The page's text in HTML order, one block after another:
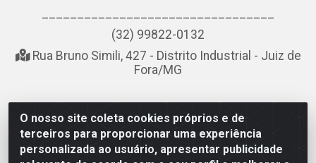
O nosso site coleta cookies próprios e de
terceiros para proporcionar uma experiência
personalizada ao usuário, apresentar publicidade
(32) 99822-0132
Rua Bruno Simili, 427 - Distrito Industrial - Juiz de
Fora/MG
NOBREDO COMÉRCIO E LOGÍSTICA LTDA - AV DA ABDIAS
JOSÉ DOS SANTOS, LADO ÍMPAR 8921 - RIO DO OURO, SÃO
GONÇALO/RJ - CEP 24.756-151 - CNPJ 21.074.121/0001-58